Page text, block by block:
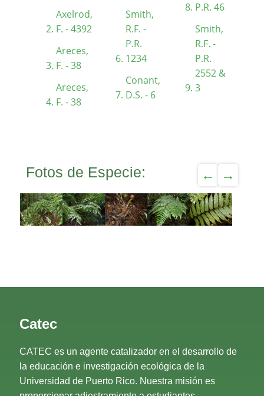
Axelrod,
F. - 4392
Areces,
F. - 38
Areces,
F. - 38
Smith,
R.F. -
P.R.
1234
Conant,
D.S. - 6
P.R. 46
Smith,
R.F. -
P.R.
2552 &
3
Fotos de Especie:
Catec
CATEC es un agente catalizador en el desarrollo de
la educación e investigación ecológica de la
Universidad de Puerto Rico. Nuestra misión es